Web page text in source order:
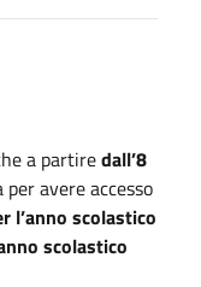
a partiredall’8
avere accesso
l’anno scolastico
scolastico